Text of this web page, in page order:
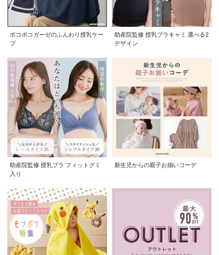
ポコポコガーゼのふんわり授乳ケー
プ
助産院監修 授乳ブラキャミ 選べる2
デザイン
助産院監修 授乳ブラ フィットグミ
入り
新生児からの親子お揃いコーデ